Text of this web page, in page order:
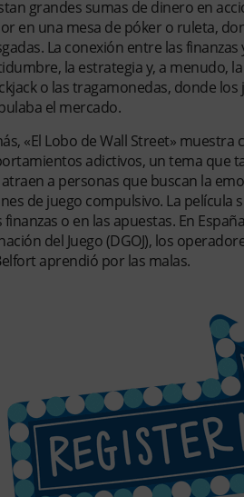
grandes sumas de dinero en
en una mesa de póker o ruleta,
La conexión entre las
la estrategia y, a menudo,
o las tragamonedas, donde
el mercado.
«El Lobo de Wall Street»
adictivos, un tema que
atraen a personas que buscan la
de juego compulsivo. La película
finanzas o en las apuestas. En
del Juego (DGOJ), los
aprendió por las malas.